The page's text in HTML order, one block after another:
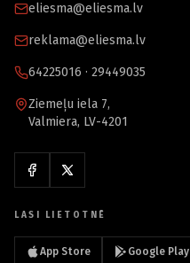
eliesma@eliesma.lv
reklama@eliesma.lv
64225016 · 29449035
Ziemeļu iela 7,
Valmiera, LV-4201
LASI LIETOTNĒ
App Store Google Play